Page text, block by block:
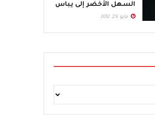
السهل الأخضر إلى يباس
مايو 29, 2012